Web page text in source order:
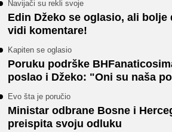
Navijači su rekli svoje
Edin Džeko se oglasio, ali
vidi komentare!
Kapiten se oglasio
Poruku podrške
poslao i Džeko: "Oni su naša
Evo šta je poručio
Ministar odbrane Bosne i
preispita svoju odluku